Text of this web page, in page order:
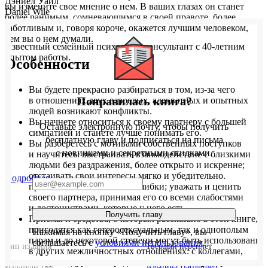
вы измените свое мнение о нем. В ваших глазах он станет
более ранимым, сомневающимся в своей правоте, более
заботливым и, говоря короче, окажется лучшим человеком,
чем вы о нем думали.
Особенности
Вы будете прекрасно разбираться в том, из-за чего
в отношениях двух взрослых, адекватных и опытных
людей возникают конфликты.
Вы начнете относиться к своему партнеру с большей
симпатией и станете лучше понимать его.
Вы разберетесь с мотивами собственных поступков
и научитесь: выстраивать взаимодействие с близкими
людьми без раздражения, более открыто и искренне;
отстаивать свои интересы мягко и убедительно.
признавать собственные ошибки; уважать и ценить
своего партнера, принимая его со всеми слабостями
и достоинствами, которые у него есть.
Приемы и средства, о которых рассказано в этой книге,
пригодятся как гетеросексуальным, так и однополым
парам и до некоторой степени могут быть использованы
в других межличностных отношениях: с коллегами,
Daniel Wile
Известный семейный психолог и консультант с 40-летним
опытом работы.
Подробнее
Тип издания Твердый переплет
Понравилась книга?
Оставьте электронную почту, чтобы получить
бесплатную главу и подписаться на письма
с новинками и секретными скидками.
Получить главу
Нажимая на кнопку «Получить главу», вы
соглашаетесь сусловиями использования.